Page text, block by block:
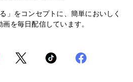
」をコンセプトに、簡単においしく
を毎日配信しています。